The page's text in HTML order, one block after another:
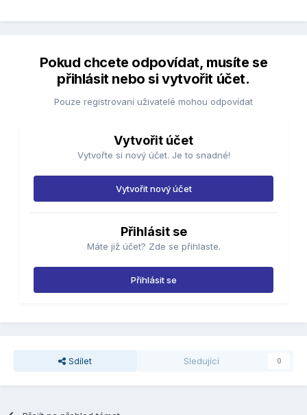
Pokud chcete odpovídat, musíte se
přihlásit nebo si vytvořit účet.
Pouze registrovaní uživatelé mohou odpovídat
Vytvořit účet
Vytvořte si nový účet. Je to snadné!
Vytvořit nový účet
Přihlásit se
Máte již účet? Zde se přihlaste.
Přihlásit se
Sdílet Sledující 0